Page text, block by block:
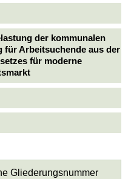
der kommunalen
für Arbeitsuchende aus der
für moderne
Gliederungsnummer